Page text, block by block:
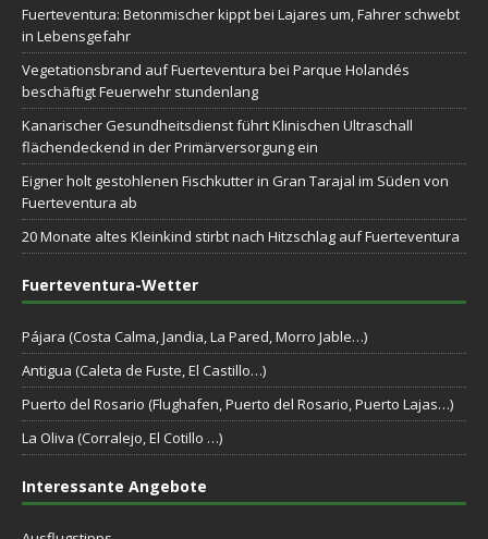
Fuerteventura: Betonmischer kippt bei Lajares um, Fahrer schwebt
in Lebensgefahr
Vegetationsbrand auf Fuerteventura bei Parque Holandés
beschäftigt Feuerwehr stundenlang
Kanarischer Gesundheitsdienst führt Klinischen Ultraschall
flächendeckend in der Primärversorgung ein
Eigner holt gestohlenen Fischkutter in Gran Tarajal im Süden von
Fuerteventura ab
20 Monate altes Kleinkind stirbt nach Hitzschlag auf Fuerteventura
Fuerteventura-Wetter
Pájara (Costa Calma, Jandia, La Pared, Morro Jable…)
Antigua (Caleta de Fuste, El Castillo…)
Puerto del Rosario (Flughafen, Puerto del Rosario, Puerto Lajas…)
La Oliva (Corralejo, El Cotillo …)
Interessante Angebote